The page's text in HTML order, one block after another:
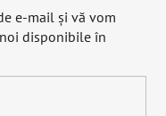
e-mail şi vă vom
disponibile în